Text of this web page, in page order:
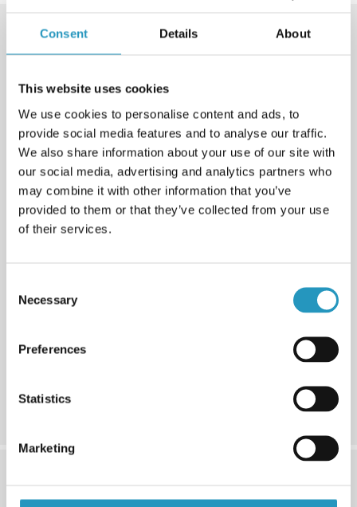
Consent Details About
This website uses cookies
We use cookies to personalise content and ads, to
provide social media features and to analyse our traffic.
We also share information about your use of our site with
our social media, advertising and analytics partners who
may combine it with other information that you’ve
provided to them or that they’ve collected from your use
of their services.
Selection
Necessary
Preferences
Statistics
Marketing
A Olofsfors está constantemente trabalhando para
ambiente e desenvolver nossos processos para garantir a